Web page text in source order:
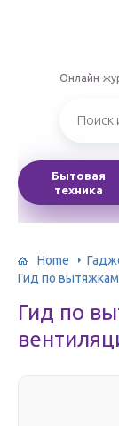
Онлайн-
Бытовая
техника
Home
Гид по
Гид по